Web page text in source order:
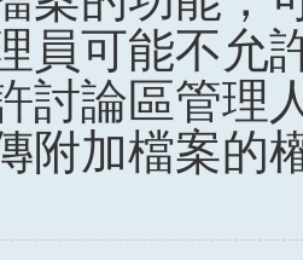
員可能不允
討論區管理
附加檔案的